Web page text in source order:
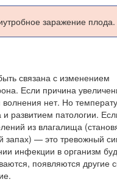
заражение плода.
связана с изменением
Если причина
нет. Но
развитием патологии.
из влагалища
запах) — это тревожный
инфекции в организм
появляются другие